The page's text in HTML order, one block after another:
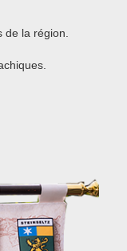
de la région.